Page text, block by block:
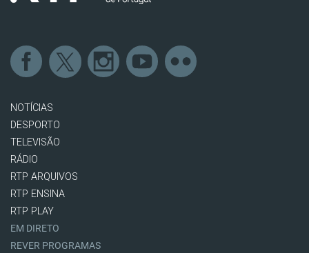
NOTÍCIAS
DESPORTO
TELEVISÃO
RÁDIO
RTP ARQUIVOS
RTP ENSINA
RTP PLAY
EM DIRETO
REVER PROGRAMAS